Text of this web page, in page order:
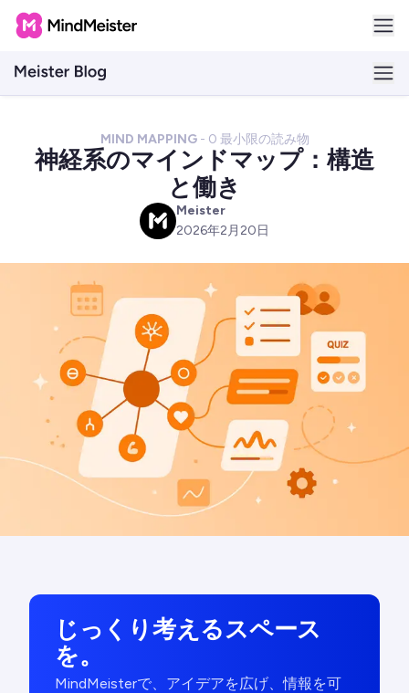
MIND MAPPING - 0 最小限の読み物
神経系のマインドマップ：構造
と働き
M
Meister
2026年2月20日
じっくり考えるスペース
を。
MindMeisterで、アイデアを広げ、情報を可